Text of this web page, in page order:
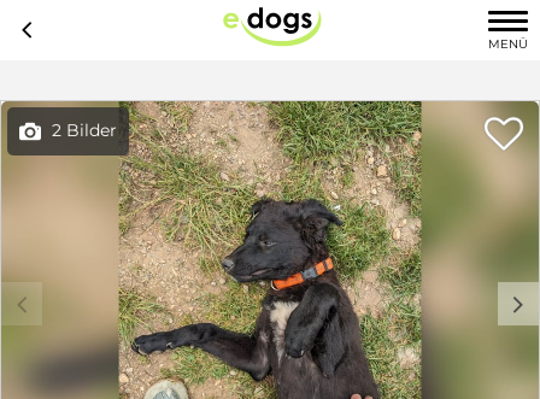
c
MENÜ
 2 Bilder 
c d